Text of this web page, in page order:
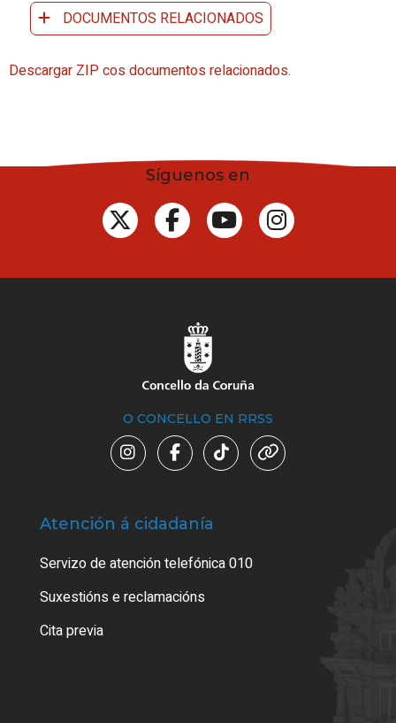
DOCUMENTOS RELACIONADOS
Descargar ZIP cos documentos relacionados.
Síguenos en
O CONCELLO EN RRSS
Atención á cidadanía
Servizo de atención telefónica 010
Suxestións e reclamacións
Cita previa